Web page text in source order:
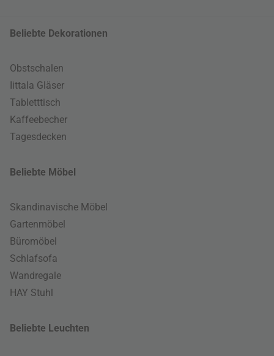
Beliebte Dekorationen
Obstschalen
Iittala Gläser
Tabletttisch
Kaffeebecher
Tagesdecken
Beliebte Möbel
Skandinavische Möbel
Gartenmöbel
Büromöbel
Schlafsofa
Wandregale
HAY Stuhl
Beliebte Leuchten